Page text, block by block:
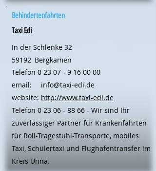
Behindertenfahrten
Taxi Edi
In der Schlenke 32
59192 Bergkamen
Telefon 0 23 07 - 9 16 00 00
email:
website:
info@taxi-edi.de
http://www.taxi-edi.de
Telefon 0 23 06 - 88 66 - Wir sind Ihr
zuverlässiger Partner für Krankenfahrten
für Roll-Tragestuhl-Transporte, mobiles
Taxi, Schülertaxi und Flughafentransfer im
Kreis Unna.